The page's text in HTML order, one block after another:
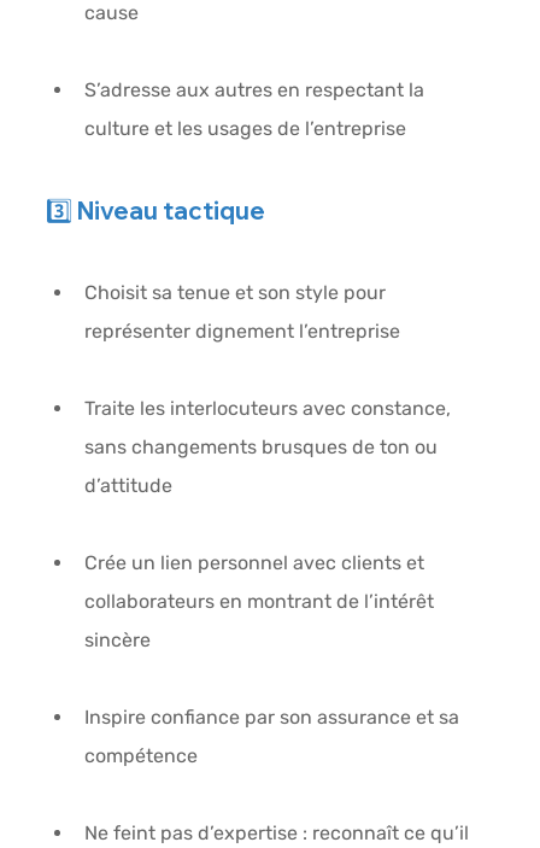
cause
S’adresse aux autres en respectant la
culture et les usages de l’entreprise
3️⃣ Niveau tactique
Choisit sa tenue et son style pour
représenter dignement l’entreprise
Traite les interlocuteurs avec constance,
sans changements brusques de ton ou
d’attitude
Crée un lien personnel avec clients et
collaborateurs en montrant de l’intérêt
sincère
Inspire confiance par son assurance et sa
compétence
Ne feint pas d’expertise : reconnaît ce qu’il